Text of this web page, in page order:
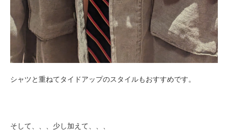
シャツと重ねてタイドアップのスタイルもおすすめです。
そして、、、少し加えて、、、